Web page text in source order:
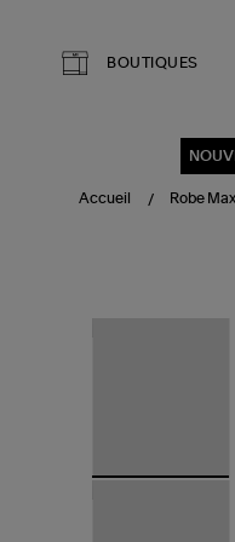
BOUTIQUES
Accueil Robe